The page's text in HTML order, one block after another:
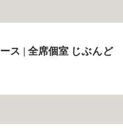
ス | 全席個室 じぶんど